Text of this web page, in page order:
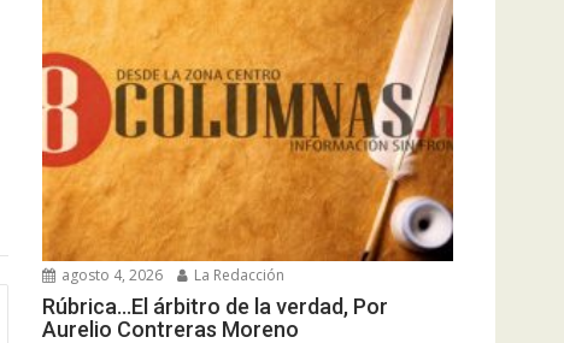
agosto 4, 2026 La Redacción
Rúbrica…El árbitro de la verdad, Por
Aurelio Contreras Moreno